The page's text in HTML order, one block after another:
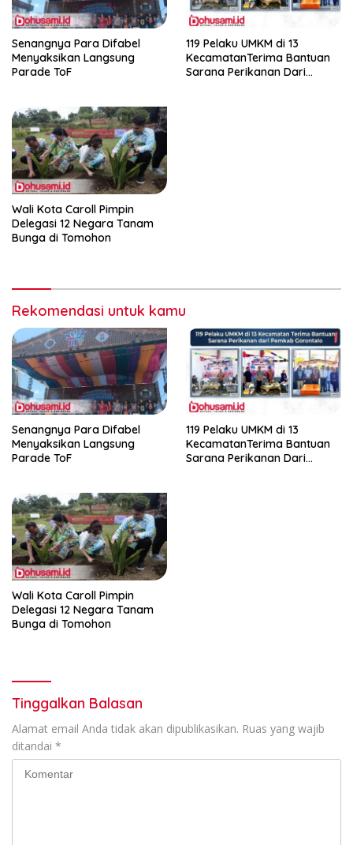
Senangnya Para Difabel
Menyaksikan Langsung
Parade ToF
119 Pelaku UMKM di 13
KecamatanTerima Bantuan
Sarana Perikanan Dari
Wali Kota Caroll Pimpin
Delegasi 12 Negara Tanam
Bunga di Tomohon
Rekomendasi untuk kamu
Senangnya Para Difabel
Menyaksikan Langsung
Parade ToF
119 Pelaku UMKM di 13
KecamatanTerima Bantuan
Sarana Perikanan Dari
Wali Kota Caroll Pimpin
Delegasi 12 Negara Tanam
Bunga di Tomohon
Tinggalkan Balasan
Alamat email Anda tidak akan dipublikasikan. Ruas yang wajib
ditandai *